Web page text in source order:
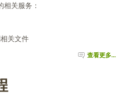
关服务：
关文件
查看更多...